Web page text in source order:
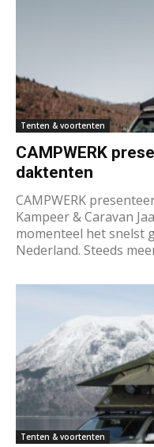
Tenten & voortenten
CAMPWERK
daktenten
CAMPWERK
Kampeer & Caravan
momenteel het snelst
Nederland. Steeds
Tenten & voortenten